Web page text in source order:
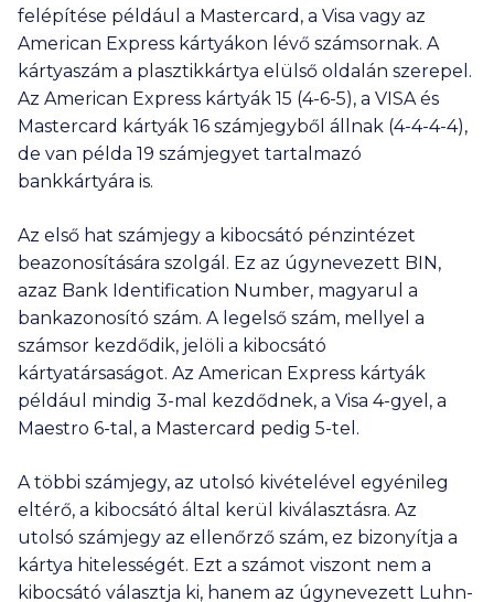
felépítése például a Mastercard, a Visa vagy az
American Express kártyákon lévő számsornak. A
kártyaszám a plasztikkártya elülső oldalán szerepel.
Az American Express kártyák 15 (4-6-5), a VISA és
Mastercard kártyák 16 számjegyből állnak (4-4-4-4),
de van példa 19 számjegyet tartalmazó
bankkártyára is.
Az első hat számjegy a kibocsátó pénzintézet
beazonosítására szolgál. Ez az úgynevezett BIN,
azaz Bank Identification Number, magyarul a
bankazonosító szám. A legelső szám, mellyel a
számsor kezdődik, jelöli a kibocsátó
kártyatársaságot. Az American Express kártyák
például mindig 3-mal kezdődnek, a Visa 4-gyel, a
Maestro 6-tal, a Mastercard pedig 5-tel.
A többi számjegy, az utolsó kivételével egyénileg
eltérő, a kibocsátó által kerül kiválasztásra. Az
utolsó számjegy az ellenőrző szám, ez bizonyítja a
kártya hitelességét. Ezt a számot viszont nem a
kibocsátó választja ki, hanem az úgynevezett Luhn-